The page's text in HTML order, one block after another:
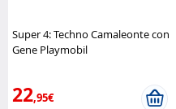
Super 4: Techno Camaleonte con
Gene Playmobil
22,95€